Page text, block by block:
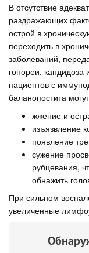
В отсутствие
раздражающих
острой в
переходить в
заболеваний,
гонореи, кандидоза
пациентов с
баланопостита
жжение и
изъязвление
появление
сужение
рубцевания,
обнажить
При сильном
увеличенные